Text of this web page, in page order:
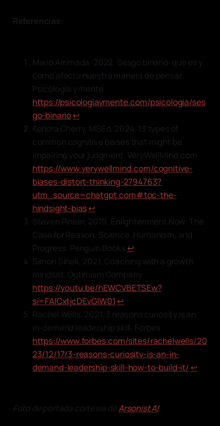
Referencias:
Mario Arrimada, 2022. Sesgo binario: que es y
como afecta nuestra manera de pensar.
Psicología y mente
https://psicologiaymente.com/psicologia/ses
go-binario↩︎
Kendra Cherry, MSEd, 2024. 13 types of
common cognitive biases that might be
impairing your judgment. VeryWellMind.com
https://www.verywellmind.com/cognitive-
biases-distort-thinking-2794763?
utm_source=chatgpt.com#toc-the-
hindsight-bias↩︎
Steven Pinker, 2019. Enlightenment Now: The
Case for Reason, Science, Humanism, and
Progress. Penguin Books ↩︎
Simon Sinek, 2021. Coaching with a growth
mindset. Optimism Company
https://youtu.be/hEWCVBETSEw?
si=FAlCxtjcDEvGlW01 ↩︎
Rachel Wells, 2021. 3 reasons curiosity is an
in-demand leadership skill. Forbes
https://www.forbes.com/sites/rachelwells/20
23/12/17/3-reasons-curiosity-is-an-in-
demand-leadership-skill-how-to-build-it/ ↩︎
Foto de portada cortesía deArsonist AI